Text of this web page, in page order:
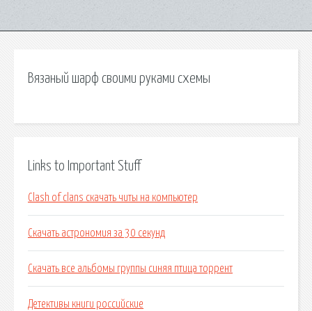
Вязаный шарф своими руками схемы
Links to Important Stuff
Clash of clans скачать читы на компьютер
Скачать астрономия за 30 секунд
Скачать все альбомы группы синяя птица торрент
Детективы книги российские